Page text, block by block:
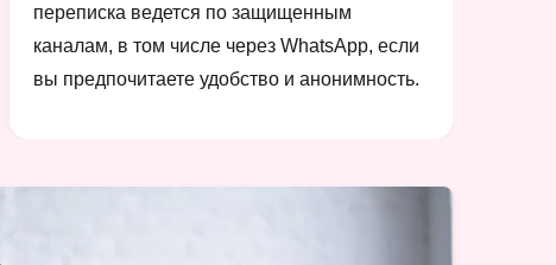
переписка ведется по защищенным
каналам, в том числе через WhatsApp, если
вы предпочитаете удобство и анонимность.